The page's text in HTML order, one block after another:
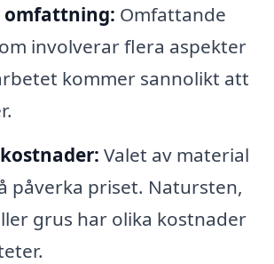
omfattning: Omfattande
involverar flera aspekter
kommer sannolikt att
Valet av material
påverka priset. Natursten,
grus har olika kostnader